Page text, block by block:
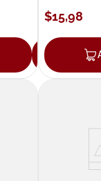
$15,98